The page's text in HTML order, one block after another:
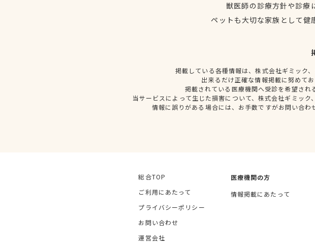
獣医師の診療方針や診療
ペットも大切な家族として健
掲載している各種情報は、株式会社ギミック
出来るだけ正確な情報掲載に努めて
掲載されている医療機関へ受診を希望さ
当サービスによって生じた損害について、株式会社ギミッ
情報に誤りがある場合には、お手数ですがお問い合
総合TOP
ご利用にあたって
プライバシーポリシー
お問い合わせ
運営会社
医療機関の方
情報掲載にあたって